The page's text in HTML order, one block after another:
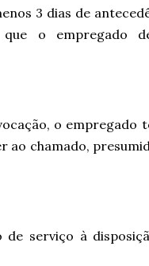
3 dias de
o empregado
o empregado
ao chamado,
serviço à